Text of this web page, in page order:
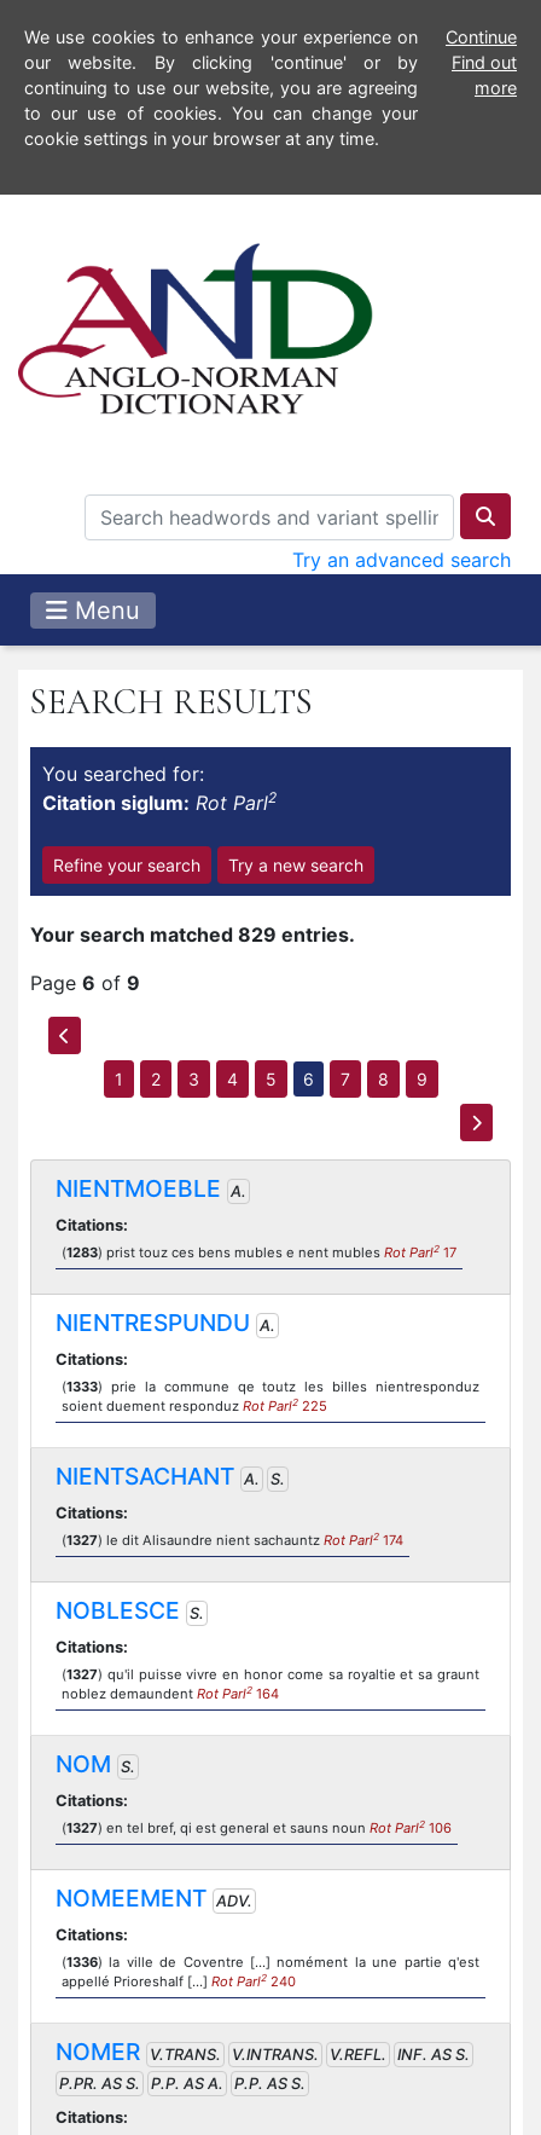
We use cookies to enhance your experience on
our website. By clicking 'continue' or by
continuing to use our website, you are agreeing
to our use of cookies. You can change your
cookie settings in your browser at any time.
Continue
Find out
more
Try an advanced search
Menu
SEARCH RESULTS
You searched for:
Citation siglum: Rot Parl2
Refine your search Try a new search
Your search matched 829 entries.
Page 6 of 9
1 2 3 4 5 6 7 8 9
NIENTMOEBLE A.
Citations:
(1283) prist touz ces bens mubles e nent mubles Rot Parl2 17
NIENTRESPUNDU A.
Citations:
(1333) prie la commune qe toutz les billes nientresponduz
soient duement responduz Rot Parl2 225
NIENTSACHANT A.
S.
Citations:
(1327) le dit Alisaundre nient sachauntz Rot Parl2 174
NOBLESCE S.
Citations:
(1327) qu'il puisse vivre en honor come sa royaltie et sa graunt
noblez demaundent Rot Parl2 164
NOM S.
Citations:
(1327) en tel bref, qi est general et sauns noun Rot Parl2 106
NOMEEMENT ADV.
Citations:
(1336) la ville de Coventre [...] nomément la une partie q'est
appellé Prioreshalf [...] Rot Parl2 240
NOMER V.TRANS. V.INTRANS. V.REFL.
INF. AS S.
P.PR. AS S.
P.P. AS A.
P.P. AS S.
Citations: